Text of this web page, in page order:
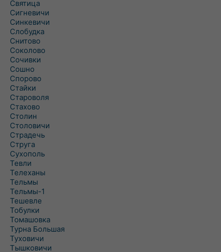
Святица
Сигневичи
Синкевичи
Слобудка
Снитово
Соколово
Сочивки
Сошно
Спорово
Стайки
Староволя
Стахово
Столин
Столовичи
Страдечь
Струга
Сухополь
Тевли
Телеханы
Тельмы
Тельмы-1
Тешевле
Тобулки
Томашовка
Турна Большая
Туховичи
Тышковичи